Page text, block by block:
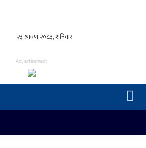
Advertisement